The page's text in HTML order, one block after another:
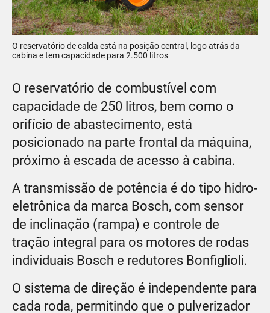
O reservatório de calda está na posição central, logo atrás da
cabina e tem capacidade para 2.500 litros
O reservatório de combustível com
capacidade de 250 litros, bem como o
orifício de abastecimento, está
posicionado na parte frontal da máquina,
próximo à escada de acesso à cabina.
A transmissão de potência é do tipo hidro-
eletrônica da marca Bosch, com sensor
de inclinação (rampa) e controle de
tração integral para os motores de rodas
individuais Bosch e redutores Bonfiglioli.
O sistema de direção é independente para
cada roda, permitindo que o pulverizador